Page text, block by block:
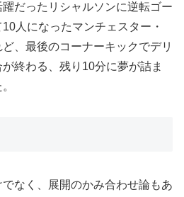
だったリシャルソンに逆転ゴー
人になったマンチェスター・
、最後のコーナーキックでデリ
終わる、残り10分に夢が詰ま
なく、展開のかみ合わせ論もあ